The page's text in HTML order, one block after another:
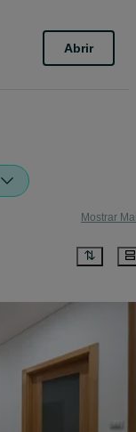
Abrir
Mostrar